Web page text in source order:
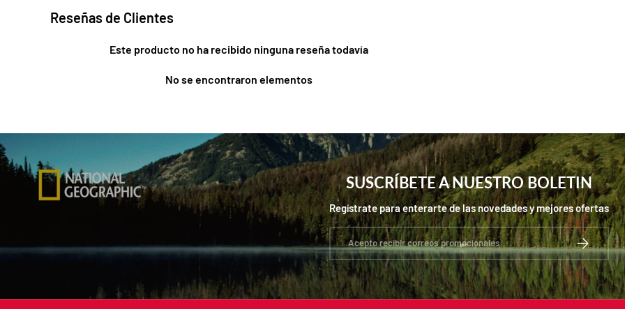
Reseñas de Clientes
Este producto no ha recibido ninguna reseña todavía
No se encontraron elementos
SUSCRÍBETE A NUESTRO BOLETIN
Regístrate para enterarte de las novedades y mejores ofertas
Correo electrónico